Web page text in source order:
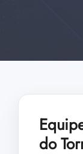
do